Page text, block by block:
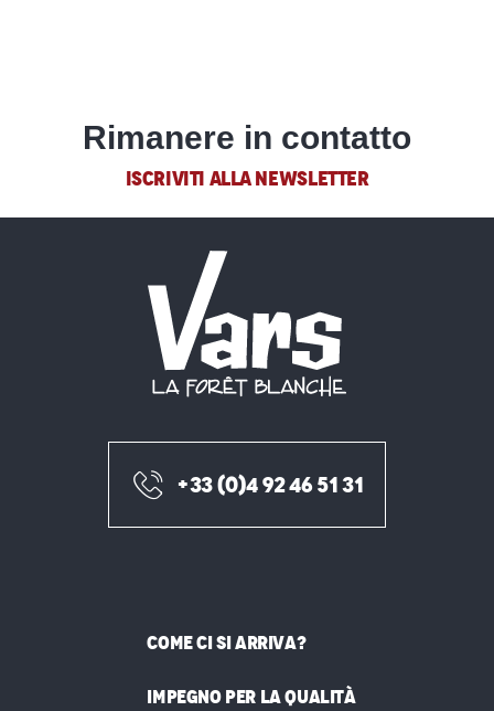
Rimanere in contatto
ISCRIVITI ALLA NEWSLETTER
+33 (0)4 92 46 51 31
COME CI SI ARRIVA?
IMPEGNO PER LA QUALITÀ